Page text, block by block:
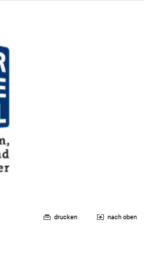
drucken nach oben